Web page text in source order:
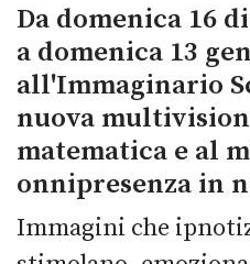
Da domenica 16
a domenica 13
all'Immaginario
nuova
matematica e al
onnipresenza in
Immagini che